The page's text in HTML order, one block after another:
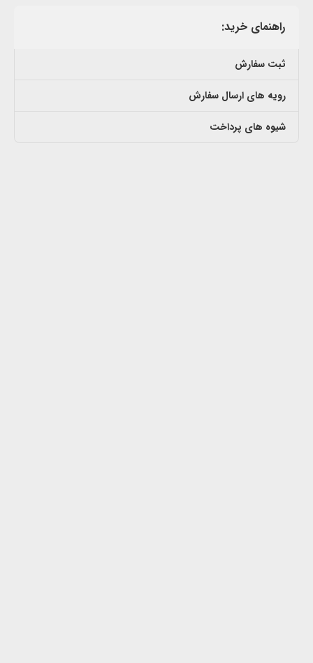
راهنمای خرید:
ثبت سفارش
رویه های ارسال سفارش
شیوه های پرداخت